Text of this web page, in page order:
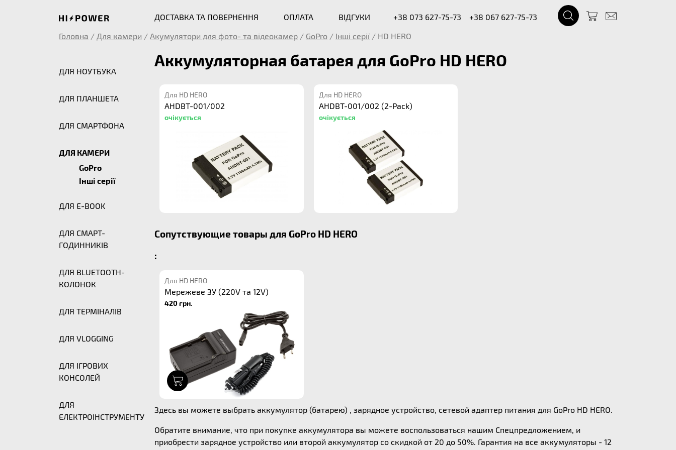
ДОСТАВКА ТА ПОВЕРНЕННЯ ОПЛАТА ВІДГУКИ +38 073 627-75-73
+38 067 627-75-73
Головна / Для камери / Акумулятори для фото- та відеокамер / GoPro / Інші серії / HD HERO
ДЛЯ НОУТБУКА
ДЛЯ ПЛАНШЕТА
ДЛЯ СМАРТФОНА
ДЛЯ КАМЕРИ
GoPro
Інші серії
ДЛЯ E-BOOK
ДЛЯ СМАРТ-
ГОДИННИКІВ
ДЛЯ BLUETOOTH-
КОЛОНОК
ДЛЯ ТЕРМІНАЛІВ
ДЛЯ VLOGGING
ДЛЯ ІГРОВИХ
КОНСОЛЕЙ
ДЛЯ
ЕЛЕКТРОІНСТРУМЕНТУ
Аккумуляторная батарея для GoPro HD HERO
Для HD HERO
AHDBT-001/002
очікується
Для HD HERO
AHDBT-001/002 (2-Pack)
очікується
Сопутствующие товары для GoPro HD HERO
:
Для HD HERO
Мережеве ЗУ (220V та 12V)
420 грн.
Здесь вы можете выбрать аккумулятор (батарею) , зарядное устройство, сетевой адаптер питания для GoPro HD HERO.
Обратите внимание, что при покупке аккумулятора вы можете воспользоваться нашим Спецпредложением, и
приобрести зарядное устройство или второй аккумулятор со скидкой от 20 до 50%. Гарантия на все аккумуляторы - 12